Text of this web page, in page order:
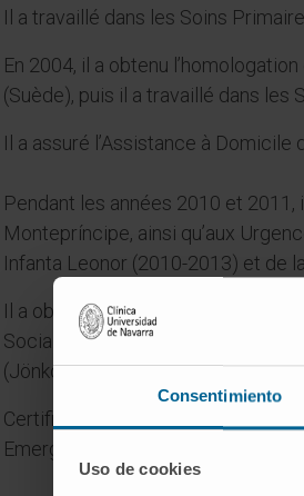
Consentimiento
Uso de cookies
Il a travaillé dans les Soins
En 2004, il a obtenu
(Suède), puis il a travaillé dans les
Il a assuré l’Assistance à Domicile
Pendant les années 2010 et
Montepríncipe, ainsi qu’aux
Infanta Leonor (2010-2013) et de
Il a obtenu l’homologation de la
Socialstyrelsen, Suède (2014), et
(Jönköping landstinget) de
Certificat de Médecine d’Urgence
Emergencias) en 2019.